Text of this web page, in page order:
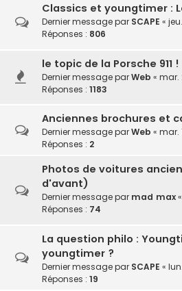
Classics et youngtimer :
Dernier message par SCAPE «
Réponses : 806
le topic de la Porsche 911 !
Dernier message parWeb « mar.
Réponses : 1183
Anciennes brochures et
Dernier message parWeb « mar.
Réponses : 2
Photos de voitures
d'avant)
Dernier message par mad max«
Réponses : 74
La question philo :
youngtimer ?
Dernier message par SCAPE «
Réponses : 19